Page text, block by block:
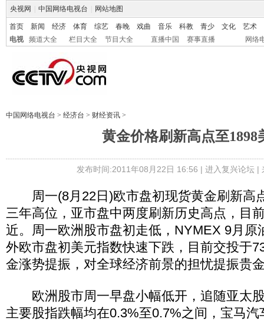
央视网 中国网络电视台 网站地图
首页 新闻 经济 体育 综艺 春晚 戏曲 音乐 科教 青少 文化
艺术
电视
频道大全 栏目大全 节目大全 直播中国 赛事直播 网络
中国网络电视台 > 经济台 > 财经资讯 >
黄金价格刷新高点至1898
发布时间:2011年08月22日 16:56 | 进入复兴论坛|
周一(8月22日)欧市盘初现货黄金刷新高
三年高位，亚市盘中两度刷新历史高点，目
近。周一欧洲股市盘初走低，NYMEX 9月原
外欧市盘初美元指数快速下跌，目前交投于
金涨势提振，对全球经济前景的担忧提振贵
欧洲股市周一早盘小幅低开，追随亚太
主要股指跌幅均在0.3%至0.7%之间，宝马